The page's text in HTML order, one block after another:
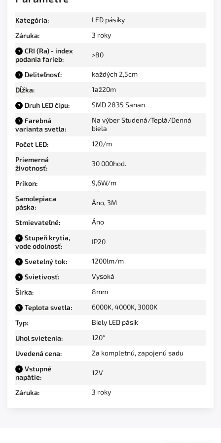
Kategória:
LED pásiky
Záruka: 3 roky
?
CRI (Ra) - index
podania farieb:
>80
? Deliteľnosť:
každých 2,5cm
Dĺžka: 1až20m
? Druh LED čipu: SMD 2835 Sanan
?
Farebná
varianta svetla:
Na výber Studená/Teplá/Denná
biela
Počet LED:
120/m
Priemerná
životnosť:
30 000hod.
Príkon:
9,6W/m
Samolepiaca
páska:
Áno, 3M
Stmievateľné: Áno
?
Stupeň krytia,
vode odolnosť:
IP20
? Svetelný tok: 1200lm/m
? Svietivosť:
Vysoká
Šírka: 8mm
? Teplota svetla: 6000K, 4000K, 3000K
Typ:
Biely LED pásik
Uhol svietenia:
120°
Uvedená cena: Za kompletnú, zapojenú sadu
?
Vstupné
napätie:
12V
Záruka: 3 roky